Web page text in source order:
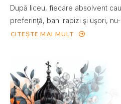
După liceu, fiecare absolvent
preferinţă, bani rapizi şi uşori,
CITEȘTE MAI MULT